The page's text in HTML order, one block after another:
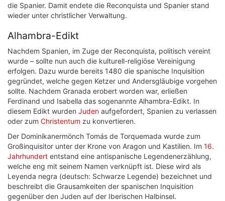
die Spanier. Damit endete die Reconquista und Spanier stand
wieder unter christlicher Verwaltung.
Alhambra-Edikt
Nachdem Spanien, im Zuge der Reconquista, politisch vereint
wurde – sollte nun auch die kulturell-religiöse Vereinigung
erfolgen. Dazu wurde bereits 1480 die spanische Inquisition
gegründet, welche gegen Ketzer und Andersgläubige vorgehen
sollte. Nachdem Granada erobert worden war, erließen
Ferdinand und Isabella das sogenannte Alhambra-Edikt. In
diesem Edikt wurden Juden aufgefordert, Spanien zu verlassen
oder zum Christentum zu konvertieren.
Der Dominikanermönch Tomás de Torquemada wurde zum
Großinquisitor unter der Krone von Aragon und Kastilien. Im 16.
Jahrhundert entstand eine antispanische Legendenerzählung,
welche eng mit seinem Namen verknüpft ist. Diese wird als
Leyenda negra (deutsch: Schwarze Legende) bezeichnet und
beschreibt die Grausamkeiten der spanischen Inquisition
gegenüber den Juden auf der Iberischen Halbinsel.